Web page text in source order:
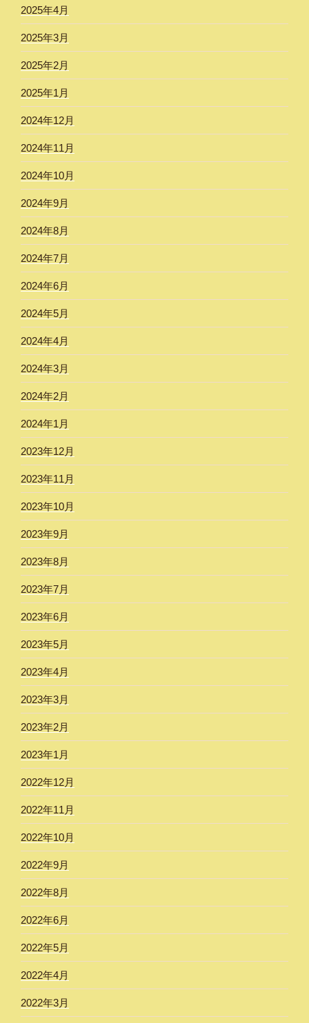
2025年4月
2025年3月
2025年2月
2025年1月
2024年12月
2024年11月
2024年10月
2024年9月
2024年8月
2024年7月
2024年6月
2024年5月
2024年4月
2024年3月
2024年2月
2024年1月
2023年12月
2023年11月
2023年10月
2023年9月
2023年8月
2023年7月
2023年6月
2023年5月
2023年4月
2023年3月
2023年2月
2023年1月
2022年12月
2022年11月
2022年10月
2022年9月
2022年8月
2022年6月
2022年5月
2022年4月
2022年3月